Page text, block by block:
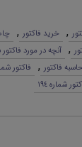
, خرید فاکتور ,
, آنچه در مورد فاکتور
فاکتور , فاکتور
شماره ١٩٤